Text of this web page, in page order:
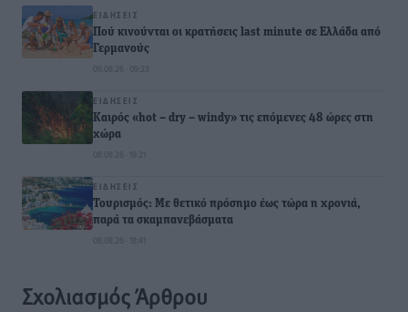
ΕΙΔΉΣΕΙΣ
Πού κινούνται οι κρατήσεις last minute σε Ελλάδα από
Γερμανούς
09.08.26 · 09:23
ΕΙΔΉΣΕΙΣ
Καιρός «hot – dry – windy» τις επόμενες 48 ώρες στη
χώρα
08.08.26 · 19:21
ΕΙΔΉΣΕΙΣ
Τουρισμός: Με θετικό πρόσημο έως τώρα η χρονιά,
παρά τα σκαμπανεβάσματα
08.08.26 · 18:41
Σχολιασμός Άρθρου